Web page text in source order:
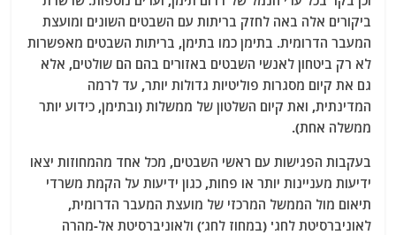
ביקורים אלה באה לחזק בריתות עם השבטים השונים ומועצת
המעבר הדרומית. בתימן כמו בתימן, בריתות השבטים מאפשרות
לא רק ביטחון לאנשי השבטים באזורים בהם הם שולטים, אלא
גם את קיום מסגרות פוליטיות גדולות יותר, עד לרמה
המדינתית, ואת קיום השלטון של ממשלות (ובתימן, כידוע יותר
ממשלה אחת).
בעקבות הפגישות עם ראשי השבטים, מכל אחד מהמחוזות יצאו
ידיעות מעניינות יותר או פחות, כגון ידיעות על הקמת משרדי
תיאום מול הממשל המרכזי של מועצת המעבר הדרומית,
לאוניברסיטת לחג' (במחוז לחג’) ולאוניברסיטת אל-מהרה